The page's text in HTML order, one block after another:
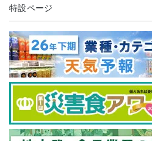
特設ページ